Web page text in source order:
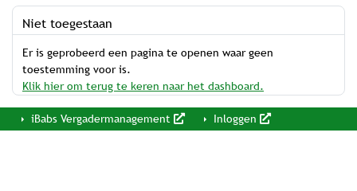
Niet toegestaan
Er is geprobeerd een pagina te openen waar geen
toestemming voor is.
Klik hier om terug te keren naar het dashboard.
iBabs Vergadermanagement Inloggen